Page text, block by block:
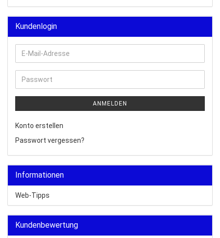
Kundenlogin
E-
Mail-
Adresse
Passwort
ANMELDEN
Konto erstellen
Passwort vergessen?
Informationen
Web-Tipps
Kundenbewertung